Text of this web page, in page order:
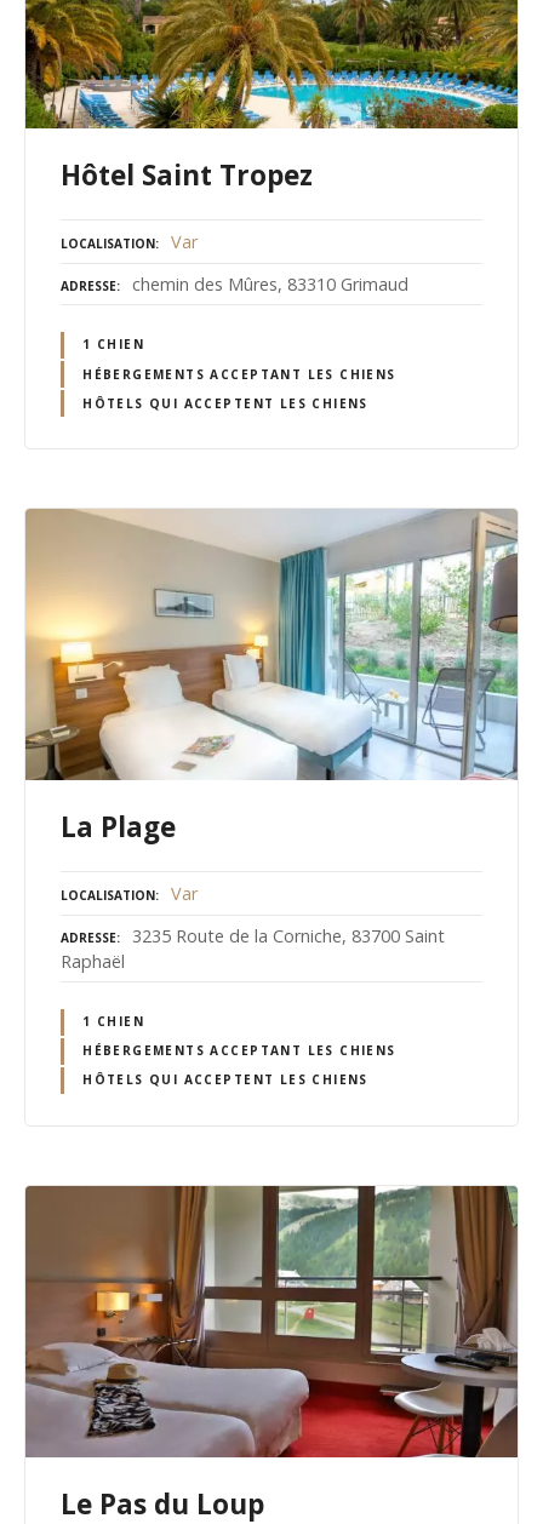
Hôtel Saint Tropez
LOCALISATION Var
ADRESSE chemin des Mûres, 83310 Grimaud
1 CHIEN
HÉBERGEMENTS ACCEPTANT LES CHIENS
HÔTELS QUI ACCEPTENT LES CHIENS
La Plage
LOCALISATION Var
ADRESSE
3235 Route de la Corniche, 83700 Saint
Raphaël
1 CHIEN
HÉBERGEMENTS ACCEPTANT LES CHIENS
HÔTELS QUI ACCEPTENT LES CHIENS
Le Pas du Loup